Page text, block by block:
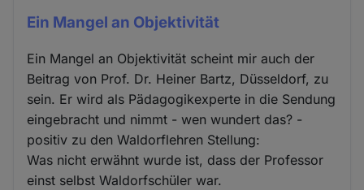
Ein Mangel an Objektivität
Ein Mangel an Objektivität scheint mir auch der
Beitrag von Prof. Dr. Heiner Bartz, Düsseldorf, zu
sein. Er wird als Pädagogikexperte in die Sendung
eingebracht und nimmt - wen wundert das? -
positiv zu den Waldorflehren Stellung:
Was nicht erwähnt wurde ist, dass der Professor
einst selbst Waldorfschüler war.